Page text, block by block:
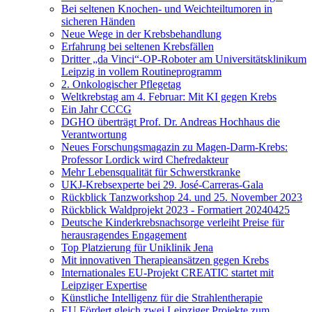
Bei seltenen Knochen- und Weichteiltumoren in
sicheren Händen
Neue Wege in der Krebsbehandlung
Erfahrung bei seltenen Krebsfällen
Dritter „da Vinci“-OP-Roboter am Universitätsklinikum
Leipzig in vollem Routineprogramm
2. Onkologischer Pflegetag
Weltkrebstag am 4. Februar: Mit KI gegen Krebs
Ein Jahr CCCG
DGHO überträgt Prof. Dr. Andreas Hochhaus die
Verantwortung
Neues Forschungsmagazin zu Magen-Darm-Krebs:
Professor Lordick wird Chefredakteur
Mehr Lebensqualität für Schwerstkranke
UKJ-Krebsexperte bei 29. José-Carreras-Gala
Rückblick Tanzworkshop 24. und 25. November 2023
Rückblick Waldprojekt 2023 - Formatiert 20240425
Deutsche Kinderkrebsnachsorge verleiht Preise für
herausragendes Engagement
Top Platzierung für Uniklinik Jena
Mit innovativen Therapieansätzen gegen Krebs
Internationales EU-Projekt CREATIC startet mit
Leipziger Expertise
Künstliche Intelligenz für die Strahlentherapie